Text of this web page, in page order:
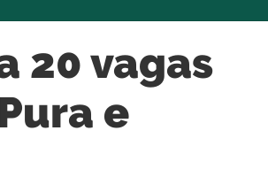
20 vagas
e